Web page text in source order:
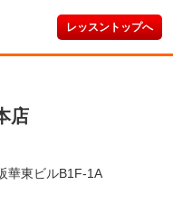
レッスントップへ
店
華東ビルB1F-1A